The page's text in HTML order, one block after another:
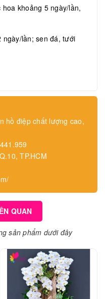
khoảng 5 ngày/lần,
lần; sen đá, tưới
hồ điệp chất lượng cao,
TP.HCM
QUAN
sản phẩm dưới đây